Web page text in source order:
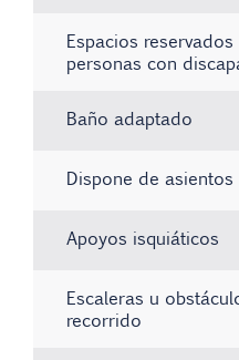
Espacios reservados
personas con
Baño adaptado
Dispone de asientos
Apoyos isquiáticos
Escaleras u
recorrido